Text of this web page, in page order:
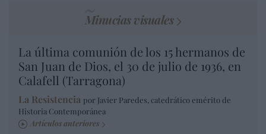
Minucias visuales
La última comunión de los 15 hermanos de
San Juan de Dios, el 30 de julio de 1936, en
Calafell (Tarragona)
La Resistencia por Javier Paredes, catedrático emérito de
Historia Contemporánea
Artículos anteriores